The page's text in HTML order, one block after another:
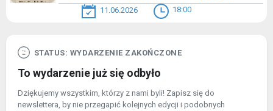
11.06.2026 18:00
STATUS: WYDARZENIE ZAKOŃCZONE
To wydarzenie już się odbyło
Dziękujemy wszystkim, którzy z nami byli! Zapisz się do
newslettera, by nie przegapić kolejnych edycji i podobnych